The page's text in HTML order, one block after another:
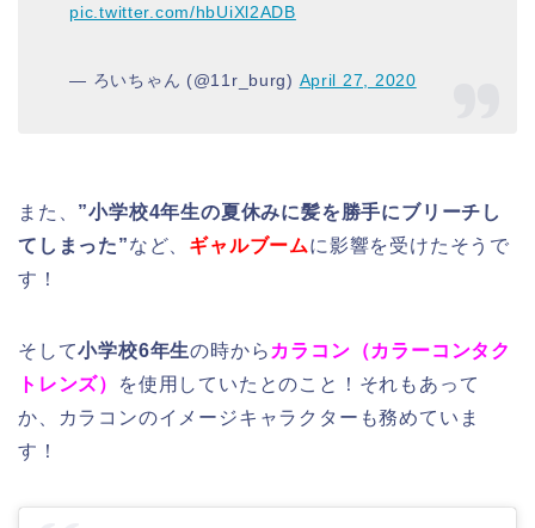
pic.twitter.com/hbUiXl2ADB
— ろいちゃん (@11r_burg) April 27, 2020
また、 ”小学校4年生の夏休みに髪を勝手にブリーチし
てしまった”など、 ギャルブームに影響を受けたそうで
す！
そして小学校6年生の時から カラコン（カラーコンタク
トレンズ）
を使用していたとのこと！それもあって
か、カラコンのイメージキャラクターも務めていま
す！